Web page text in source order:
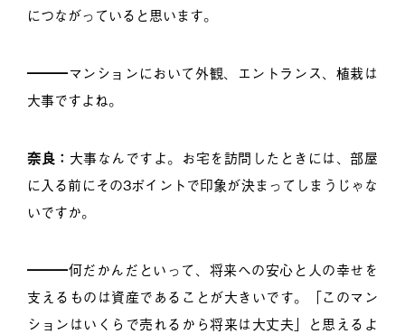
につながっていると思います。
━━━マンションにおいて外観、エントランス、植栽は
大事ですよね。
奈良： 大事なんですよ。お宅を訪問したときには、部屋
に入る前にその3ポイントで印象が決まってしまうじゃな
いですか。
━━━何だかんだといって、将来への安心と人の幸せを
支えるものは資産であることが大きいです。「このマン
ションはいくらで売れるから将来は大丈夫」と思えるよ